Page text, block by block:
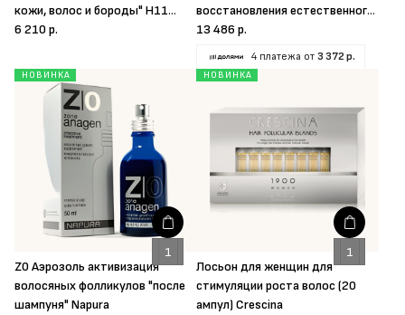
кожи, волос и бороды" H11
Napura
6 210 р.
восстановления естественного
цвета волос для женщин (20
13 486 р.
4 платежа от 3 372 р.
НОВИНКА
Z0 Аэрозоль активизация
волосяных фолликулов "после
шампуня" Napura
НОВИНКА
Лосьон для женщин для
стимуляции роста волос (20
ампул) Crescina